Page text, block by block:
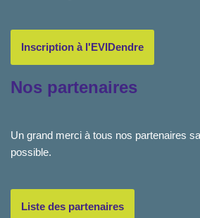
Inscription à l'EVIDendre
Nos partenaires
Un grand merci à tous nos partenaires
possible.
Liste des partenaires